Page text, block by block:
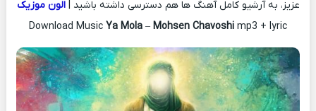
عزیز، به آرشیو کامل آهنگ ها هم دسترسی داشته باشید |الون موزیک
Download Music Ya Mola – Mohsen Chavoshi mp3 + lyric